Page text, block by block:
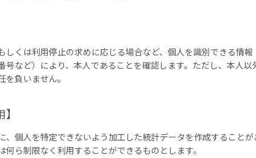
しくは利用停止の求めに応じる場合など、個人を識別できる情
など）により、本人であることを確認します。ただし、本人以
負いません。
、個人を特定できないよう加工した統計データを作成すること
ら制限なく利用することができるものとします。